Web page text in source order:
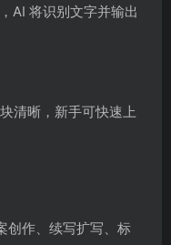
AI 将识别文字并输出
清晰，新手可快速上
创作、续写扩写、标